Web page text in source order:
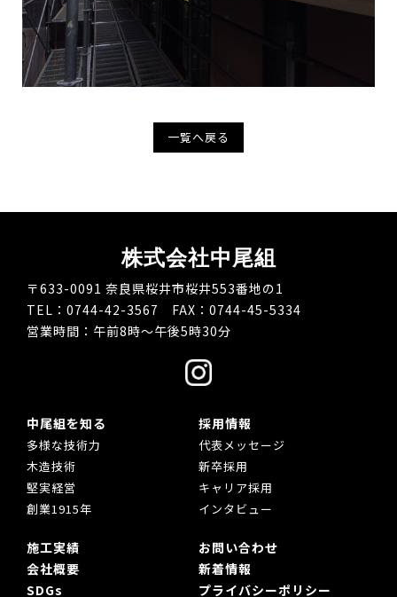
一覧へ戻る
株式会社中尾組
〒633-0091 奈良県桜井市桜井553番地の1
TEL：0744-42-3567 FAX：0744-45-5334
営業時間：午前8時～午後5時30分
中尾組を知る
多様な技術力
木造技術
堅実経営
創業1915年
採用情報
代表メッセージ
新卒採用
キャリア採用
インタビュー
施工実績
会社概要
SDGs
お問い合わせ
新着情報
プライバシーポリシー